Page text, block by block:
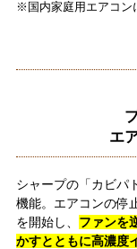
※国内家庭用エアコン
エ
シャープの「カビパ
機能。エアコンの停
を開始し、 ファンを
かすとともに高濃度